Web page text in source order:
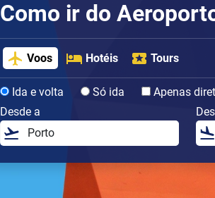
Como ir do
Voos Hotéis Tours
Ida e volta Só ida
Apenas
Desde a